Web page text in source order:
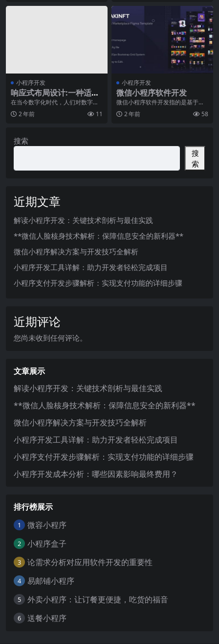
小程序开发
响应式布局设计:一种适应
所有设备的解决方案
在当今数字化时代，人们对数字设
备和信息的需求量不断增加，因
此，网站和应用程序的设
2 年前 11
小程序开发
微信小程序软件开发
微信小程序软件开发指的是基于微
信平台开发的一种小型应用程序，
具有移动应用程序的功
2 年前 58
搜索
搜
索
近期文章
解读小程序开发：关键技术剖析与最佳实践
**微信人脸核身技术解析：保障信息安全的新利器**
微信小程序解决方案与开发技巧全解析
小程序开发工具详解：助力开发者轻松完成项目
小程序支付开发步骤解析：实现支付功能的详细步骤
近期评论
您尚未收到任何评论。
文章展示
解读小程序开发：关键技术剖析与最佳实践
**微信人脸核身技术解析：保障信息安全的新利器**
微信小程序解决方案与开发技巧全解析
小程序开发工具详解：助力开发者轻松完成项目
小程序支付开发步骤解析：实现支付功能的详细步骤
小程序开发成本分析：哪些因素影响最终费用？
排行榜展示
1 微容小程序
2 小程序盒子
3 论需求分析对应用软件开发的重要性
4 易邮铺小程序
5 外卖小程序：让订餐更便捷，吃货的福音
6 送餐小程序